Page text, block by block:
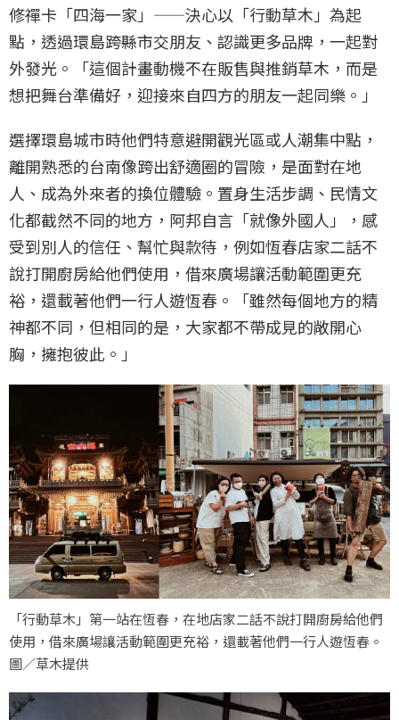
修禪卡「四海一家」——決心以「行動草木」為起
點，透過環島跨縣市交朋友、認識更多品牌，一起對
外發光。「這個計畫動機不在販售與推銷草木，而是
想把舞台準備好，迎接來自四方的朋友一起同樂。」
選擇環島城市時他們特意避開觀光區或人潮集中點，
離開熟悉的台南像跨出舒適圈的冒險，是面對在地
人、成為外來者的換位體驗。置身生活步調、民情文
化都截然不同的地方，阿邦自言「就像外國人」，感
受到別人的信任、幫忙與款待，例如恆春店家二話不
說打開廚房給他們使用，借來廣場讓活動範圍更充
裕，還載著他們一行人遊恆春。「雖然每個地方的精
神都不同，但相同的是，大家都不帶成見的敞開心
胸，擁抱彼此。」
「行動草木」第一站在恆春，在地店家二話不說打開廚房給他們
使用，借來廣場讓活動範圍更充裕，還載著他們一行人遊恆春。
圖／草木提供